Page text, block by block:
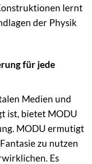
lernt
der Physik
für jede
Medien und
ist, bietet MODU
MODU ermutigt
zu nutzen
Es